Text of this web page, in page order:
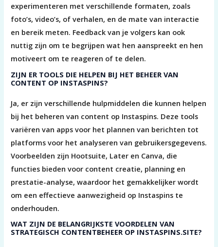
experimenteren met verschillende formaten, zoals
foto’s, video’s, of verhalen, en de mate van interactie
en bereik meten. Feedback van je volgers kan ook
nuttig zijn om te begrijpen wat hen aanspreekt en hen
motiveert om te reageren of te delen.
ZIJN ER TOOLS DIE HELPEN BIJ HET BEHEER VAN
CONTENT OP INSTASPINS?
Ja, er zijn verschillende hulpmiddelen die kunnen helpen
bij het beheren van content op Instaspins. Deze tools
variëren van apps voor het plannen van berichten tot
platforms voor het analyseren van gebruikersgegevens.
Voorbeelden zijn Hootsuite, Later en Canva, die
functies bieden voor content creatie, planning en
prestatie-analyse, waardoor het gemakkelijker wordt
om een effectieve aanwezigheid op Instaspins te
onderhouden.
WAT ZIJN DE BELANGRIJKSTE VOORDELEN VAN
STRATEGISCH CONTENTBEHEER OP INSTASPINS.SITE?